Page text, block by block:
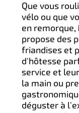
Que vous
vélo ou que
en remorque,
propose des
friandises et
d'hôtesse
service et
la main ou
déguster à